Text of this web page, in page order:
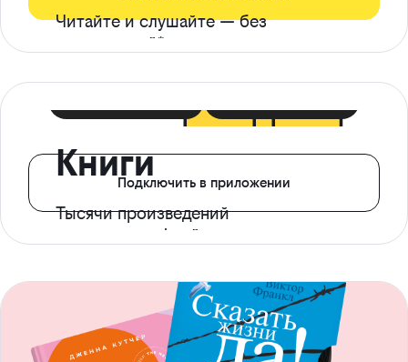
Читайте и слушайте — без
ограничений*
Книги
Тысячи произведений
с доступом офлайн
Подключить в приложении